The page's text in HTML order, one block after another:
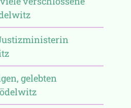
gelebten